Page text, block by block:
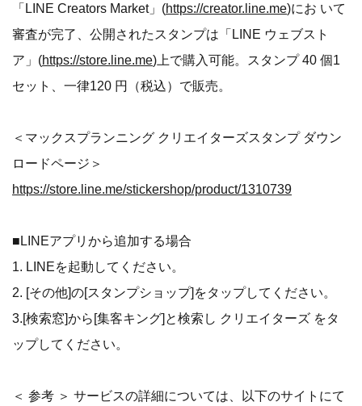
「LINE Creators Market」(https://creator.line.me)にお いて
審査が完了、公開されたスタンプは「LINE ウェブスト
ア」(https://store.line.me)上で購入可能。スタンプ 40 個1
セット、一律120 円（税込）で販売。
＜マックスプランニング クリエイターズスタンプ ダウン
ロードページ＞
https://store.line.me/stickershop/product/1310739
■LINEアプリから追加する場合
1. LINEを起動してください。
2. [その他]の[スタンプショップ]をタップしてください。
3.[検索窓]から[集客キング]と検索し クリエイターズ をタ
ップしてください。
＜ 参考 ＞ サービスの詳細については、以下のサイトにて